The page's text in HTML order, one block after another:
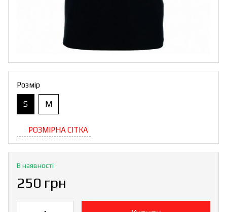
Розмір
S M
РОЗМІРНА СІТКА
В наявності
250 грн